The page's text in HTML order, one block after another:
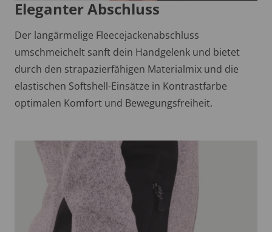
Eleganter Abschluss
Der langärmelige Fleecejackenabschluss
umschmeichelt sanft dein Handgelenk und bietet
durch den strapazierfähigen Materialmix und die
elastischen Softshell-Einsätze in Kontrastfarbe
optimalen Komfort und Bewegungsfreiheit.